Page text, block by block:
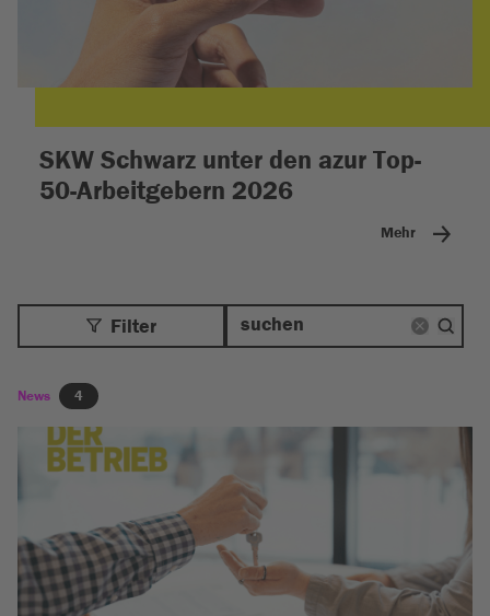
SKW Schwarz unter den azur Top-
50-Arbeitgebern 2026
Mehr
Filter
News 4